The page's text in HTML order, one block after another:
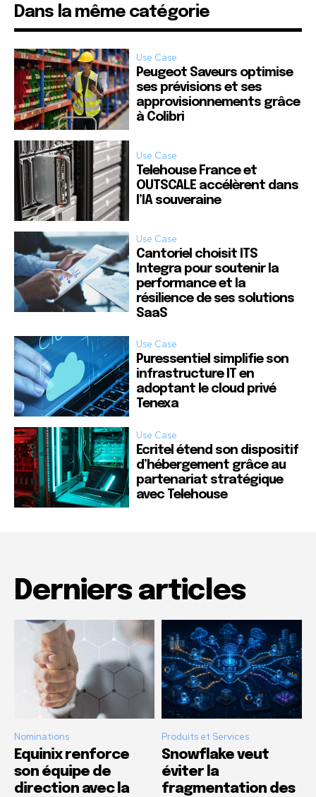
Dans la même catégorie
Use Case
Peugeot Saveurs optimise
ses prévisions et ses
approvisionnements grâce
à Colibri
Use Case
Telehouse France et
OUTSCALE accélèrent dans
l’IA souveraine
Use Case
Cantoriel choisit ITS
Integra pour soutenir la
performance et la
résilience de ses solutions
SaaS
Use Case
Puressentiel simplifie son
infrastructure IT en
adoptant le cloud privé
Tenexa
Use Case
Ecritel étend son dispositif
d’hébergement grâce au
partenariat stratégique
avec Telehouse
Derniers articles
Nominations
Equinix renforce
son équipe de
direction avec la
Produits et Services
Snowflake veut
éviter la
fragmentation des